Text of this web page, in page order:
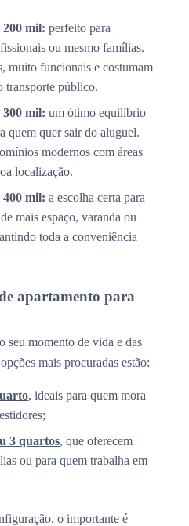
mil: perfeito para
ou mesmo famílias.
muito funcionais e costumam
transporte público.
mil: um ótimo equilíbrio
quem quer sair do aluguel.
modernos com áreas
localização.
mil: a escolha certa para
mais espaço, varanda ou
toda a conveniência
apartamento para
seu momento de vida e das
mais procuradas estão:
, ideais para quem mora
3 quartos, que oferecem
ou para quem trabalha em
o importante é